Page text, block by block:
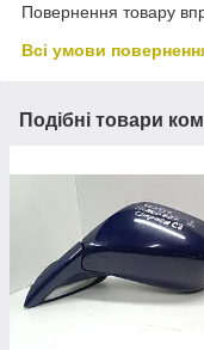
Повернення товару
Всі умови
Подібні товари